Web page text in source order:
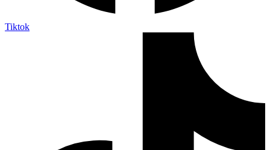
Tiktok